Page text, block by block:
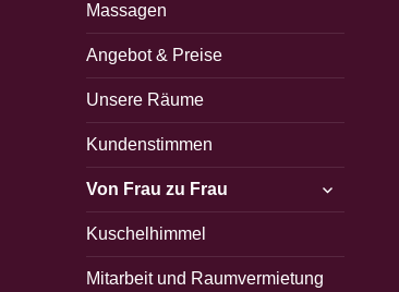
Massagen
Angebot & Preise
Unsere Räume
Kundenstimmen
Von Frau zu Frau
untermenü
öffnen
Kuschelhimmel
Mitarbeit und Raumvermietung